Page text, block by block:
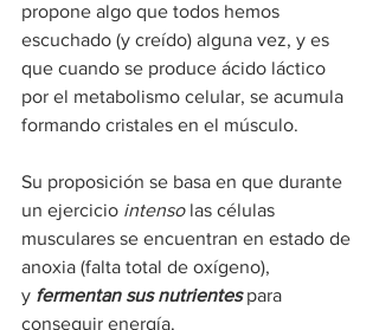
propone algo que todos hemos
escuchado (y creído) alguna vez, y es
que cuando se produce ácido láctico
por el metabolismo celular, se acumula
formando cristales en el músculo.
Su proposición se basa en que durante
un ejercicio intenso las células
musculares se encuentran en estado de
anoxia (falta total de oxígeno),
y fermentan sus nutrientes para
conseguir energía.